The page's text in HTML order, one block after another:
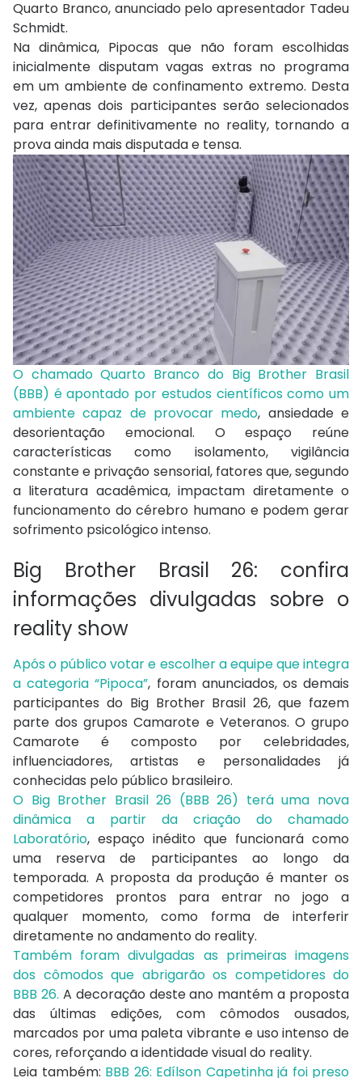
Quarto Branco, anunciado pelo apresentador Tadeu
Schmidt.
Na dinâmica, Pipocas que não foram escolhidas
inicialmente disputam vagas extras no programa
em um ambiente de confinamento extremo. Desta
vez, apenas dois participantes serão selecionados
para entrar definitivamente no reality, tornando a
prova ainda mais disputada e tensa.
O chamado Quarto Branco do Big Brother Brasil
(BBB) é apontado por estudos científicos como um
ambiente capaz de provocar medo, ansiedade e
desorientação emocional. O espaço reúne
características como isolamento, vigilância
constante e privação sensorial, fatores que, segundo
a literatura acadêmica, impactam diretamente o
funcionamento do cérebro humano e podem gerar
sofrimento psicológico intenso.
Big Brother Brasil 26: confira
informações divulgadas sobre o
reality show
Após o público votar e escolher a equipe que integra
a categoria “Pipoca”, foram anunciados, os demais
participantes do Big Brother Brasil 26, que fazem
parte dos grupos Camarote e Veteranos. O grupo
Camarote é composto por celebridades,
influenciadores, artistas e personalidades já
conhecidas pelo público brasileiro.
O Big Brother Brasil 26 (BBB 26) terá uma nova
dinâmica a partir da criação do chamado
Laboratório, espaço inédito que funcionará como
uma reserva de participantes ao longo da
temporada. A proposta da produção é manter os
competidores prontos para entrar no jogo a
qualquer momento, como forma de interferir
diretamente no andamento do reality.
Também foram divulgadas as primeiras imagens
dos cômodos que abrigarão os competidores do
BBB 26. A decoração deste ano mantém a proposta
das últimas edições, com cômodos ousados,
marcados por uma paleta vibrante e uso intenso de
cores, reforçando a identidade visual do reality.
Leia também: BBB 26: Edílson Capetinha já foi preso